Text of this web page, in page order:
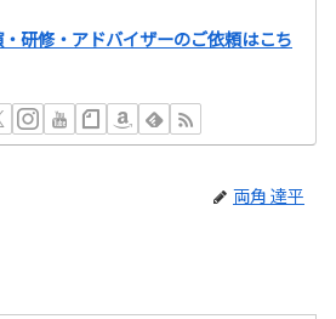
研修・アドバイザーのご依頼はこち
両角 達平